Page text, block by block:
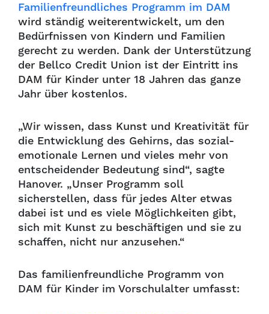
Familienfreundliches Programm im DAM
wird ständig weiterentwickelt, um den
Bedürfnissen von Kindern und Familien
gerecht zu werden. Dank der Unterstützung
der Bellco Credit Union ist der Eintritt ins
DAM für Kinder unter 18 Jahren das ganze
Jahr über kostenlos.
„Wir wissen, dass Kunst und Kreativität für
die Entwicklung des Gehirns, das sozial-
emotionale Lernen und vieles mehr von
entscheidender Bedeutung sind“, sagte
Hanover. „Unser Programm soll
sicherstellen, dass für jedes Alter etwas
dabei ist und es viele Möglichkeiten gibt,
sich mit Kunst zu beschäftigen und sie zu
schaffen, nicht nur anzusehen.“
Das familienfreundliche Programm von
DAM für Kinder im Vorschulalter umfasst: